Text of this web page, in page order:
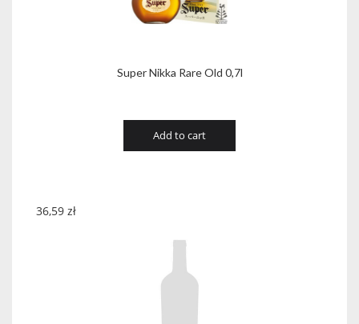
Super Nikka Rare Old 0,7l
Add to cart
36,59 zł